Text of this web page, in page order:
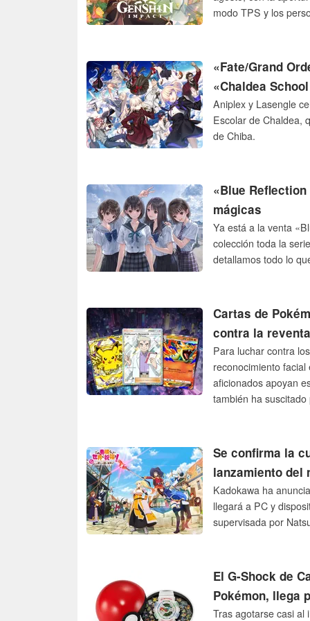
modo TPS y los
«Fate/Grand
«Chaldea
Aniplex y Lasengle
Escolar de Chaldea,
de Chiba.
«Blue
mágicas
Ya está a la venta
colección toda la
detallamos todo lo
Cartas de
contra la
Para luchar contra
reconocimiento
aficionados apoyan
también ha
Se confirma la
lanzamiento del
Kadokawa ha
llegará a PC y
supervisada por
El G-Shock de
Pokémon, llega
Tras agotarse casi al